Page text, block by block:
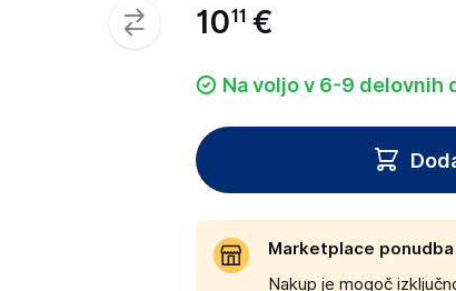
1011 €
Na voljo v 6-9 delovnih
Marketplace ponudba
Nakup je mogoč